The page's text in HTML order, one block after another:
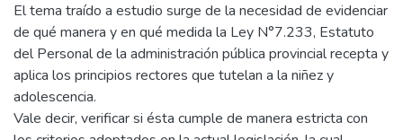
El tema traído a estudio surge de la necesidad de evidenciar
de qué manera y en qué medida la Ley N°7.233, Estatuto
del Personal de la administración pública provincial recepta y
aplica los principios rectores que tutelan a la niñez y
adolescencia.
Vale decir, verificar si ésta cumple de manera estricta con